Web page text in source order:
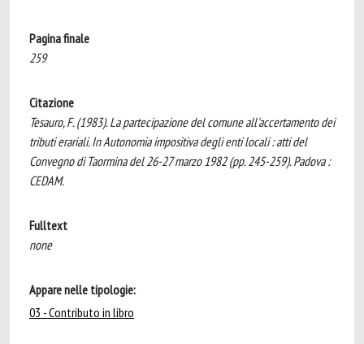
Pagina finale
259
Citazione
Tesauro, F. (1983). La partecipazione del comune all'accertamento dei
tributi erariali. In Autonomia impositiva degli enti locali : atti del
Convegno di Taormina del 26-27 marzo 1982 (pp. 245-259). Padova :
CEDAM.
Fulltext
none
Appare nelle tipologie:
03 - Contributo in libro